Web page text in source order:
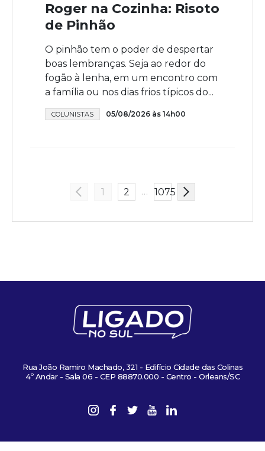
Roger na Cozinha: Risoto
de Pinhão
O pinhão tem o poder de despertar
boas lembranças. Seja ao redor do
fogão à lenha, em um encontro com
a família ou nos dias frios típicos do...
COLUNISTAS 05/08/2026 às 14h00
1 2 … 1075
Rua João Ramiro Machado, 321 - Edifício Cidade das Colinas
4º Andar - Sala 06 - CEP 88870.000 - Centro - Orleans/SC